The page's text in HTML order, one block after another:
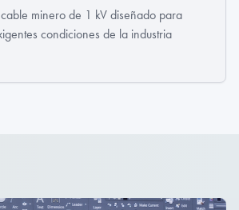
cable minero de 1 kV diseñado para
condiciones de la industria